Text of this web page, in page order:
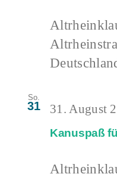
So.
31
Kanuspaß
31. August